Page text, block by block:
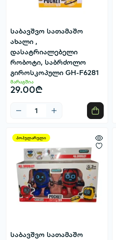
საბავშვო სათამაშო
ახალი ,
დასატრიალებელი
რობოტი, საბრძოლო
გიროსკოპული GH-F6281
მარაგშია
29.00₾
პოპულარული
საბავშვო სათამაშო